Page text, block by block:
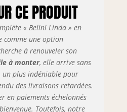
SYSTÈME NEXUS
SILENT & CONFORT
– Les tiroirs
métalliques
modernes de la
gamme Nexus en
finition graphite,
dotés de la
technologie Soft-
Close, assurent
CE PRODUIT
« Belini Linda » en
comme une option
à renouveler son
à monter, elle arrive sans
un plus indéniable pour
des livraisons retardées.
en paiements échelonnés
Toutefois, notre